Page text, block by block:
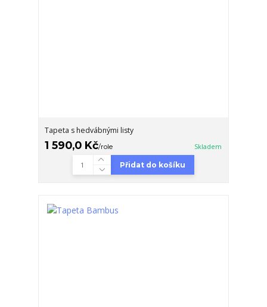
Tapeta s hedvábnými listy
1 590,0 Kč/role Skladem
Přidat do košíku